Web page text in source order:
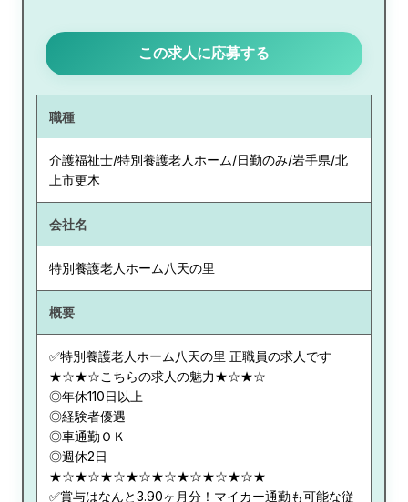
この求人に応募する
職種
介護福祉士/特別養護老人ホーム/日勤のみ/岩手県/北
上市更木
会社名
特別養護老人ホーム八天の里
概要
✅特別養護老人ホーム八天の里 正職員の求人です
★☆★☆こちらの求人の魅力★☆★☆
◎年休110日以上
◎経験者優遇
◎車通勤ＯＫ
◎週休2日
★☆★☆★☆★☆★☆★☆★☆★☆★
✅賞与はなんと3.90ヶ月分！マイカー通勤も可能な従